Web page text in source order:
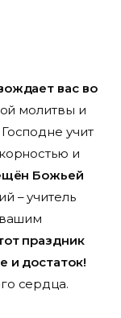
вас во
молитвы и
учит
и
Божьей
– учитель
праздник
и достаток!
сердца.